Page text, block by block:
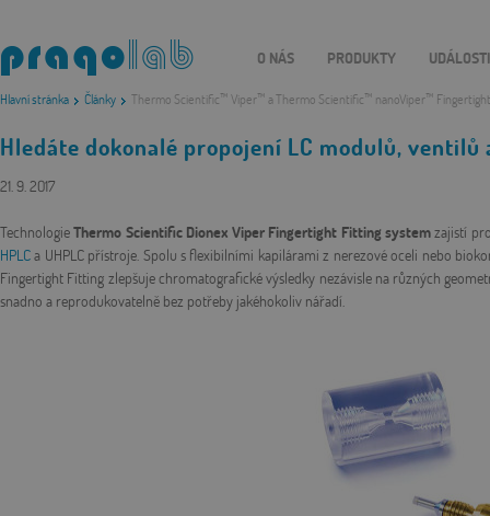
Hlavní stránka Články Thermo Scientific™ Viper™ a Thermo Scientific™ nanoViper™
O NÁS PRODUKTY UDÁLOSTI
Hledáte dokonalé propojení LC modulů, ventilů
21. 9. 2017
TechnologieThermo Scientific Dionex Viper Fingertight Fitting systemzajistí
HPLCa UHPLC přístroje. Spolu s flexibilními kapilárami z nerezové oceli nebo
Fingertight Fitting zlepšuje chromatografické výsledky nezávisle na různých
snadno a reprodukovatelně bez potřeby jakéhokoliv nářadí.